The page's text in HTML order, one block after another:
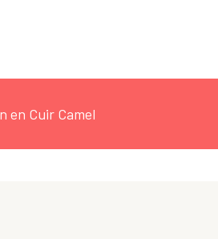
en Cuir Camel